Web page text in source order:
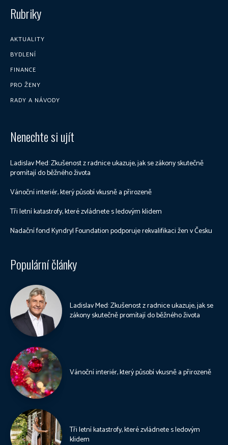
Rubriky
AKTUALITY
BYDLENÍ
FINANCE
PRO ŽENY
RADY A NÁVODY
Nenechte si ujít
Ladislav Med: Zkušenost z radnice ukazuje, jak se zákony skutečně
promítají do běžného života
Vánoční interiér, který působí vkusně a přirozeně
Tři letní katastrofy, které zvládnete s ledovým klidem
Nadační fond Kyndryl Foundation podporuje rekvalifikaci žen v Česku
Populární články
Ladislav Med: Zkušenost z radnice ukazuje, jak se
zákony skutečně promítají do běžného života
Vánoční interiér, který působí vkusně a přirozeně
Tři letní katastrofy, které zvládnete s ledovým
klidem